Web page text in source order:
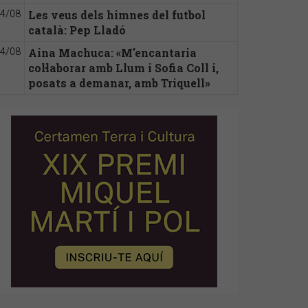
08
Les veus dels himnes del futbol
català: Pep Lladó
08
Aina Machuca: «M'encantaria
col·laborar amb Llum i Sofia Coll i,
posats a demanar, amb Triquell»